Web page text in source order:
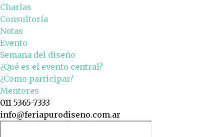
Charlas
Consultoría
Notas
Evento
Semana del diseño
¿Qué es el evento central?
¿Como participar?
Mentores
011 5365-7333
info@feriapurodiseno.com.ar